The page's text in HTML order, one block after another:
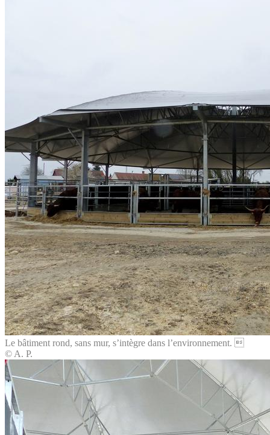
Le bâtiment rond, sans mur, s’intègre dans l’environnement. 
© A. P.